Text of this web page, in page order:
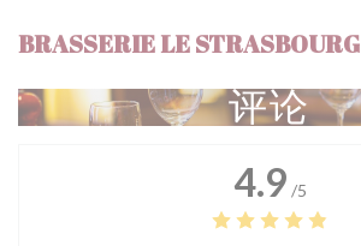
BRASSERIE LE STRASBOURG
评论
4.9 /5